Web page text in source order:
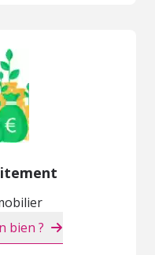
bien ?